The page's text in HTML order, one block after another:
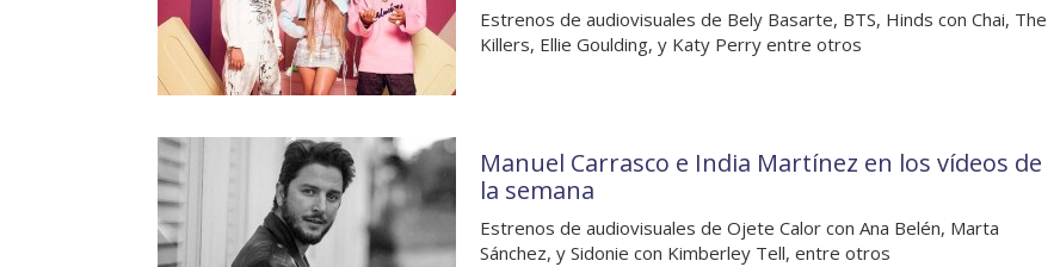
Estrenos de audiovisuales de Bely Basarte, BTS, Hinds con Chai, The
Killers, Ellie Goulding, y Katy Perry entre otros
Manuel Carrasco e India Martínez en los vídeos de
la semana
Estrenos de audiovisuales de Ojete Calor con Ana Belén, Marta
Sánchez, y Sidonie con Kimberley Tell, entre otros